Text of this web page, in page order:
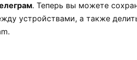
. Теперь вы можете
устройствами, а также